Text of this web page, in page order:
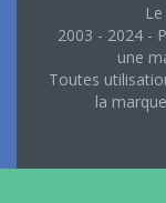
2003 - 2024 -
une
Toutes
la